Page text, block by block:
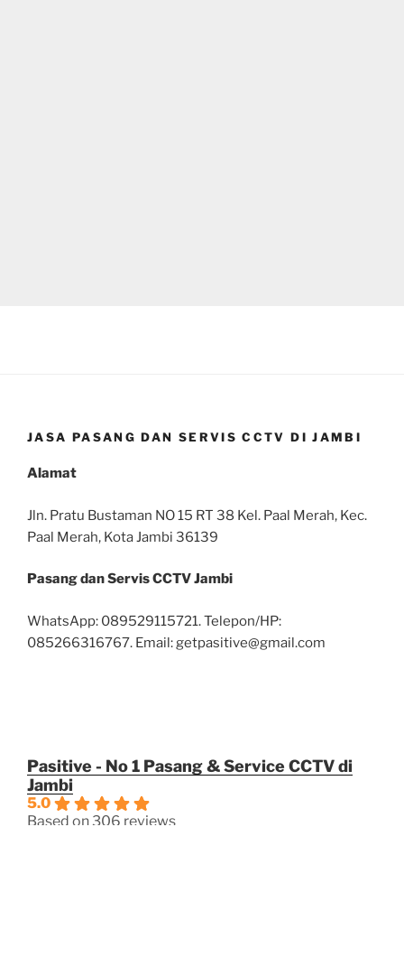
JASA PASANG DAN SERVIS CCTV DI JAMBI
Alamat
Jln. Pratu Bustaman NO 15 RT 38 Kel. Paal Merah, Kec.
Paal Merah, Kota Jambi 36139
Pasang dan Servis CCTV Jambi
WhatsApp: 089529115721. Telepon/HP:
085266316767. Email: getpasitive@gmail.com
Pasitive - No 1 Pasang & Service CCTV di
Jambi
5.0
Based on 306 reviews